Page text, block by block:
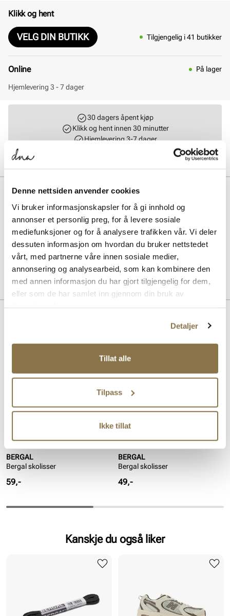
Denne nettsiden anvender cookies
Vi bruker informasjonskapsler for å gi innhold og
annonser et personlig preg, for å levere sosiale
mediefunksjoner og for å analysere trafikken vår. Vi deler
dessuten informasjon om hvordan du bruker nettstedet
vårt, med partnerne våre innen sosiale medier,
annonsering og analysearbeid, som kan kombinere den
med annen informasjon du har gjort tilgjengelig for dem,
eller som de har samlet inn gjennom din bruk av
Detaljer
Tillat alle
Tilpass
Ikke tillat
Klikk og hent
VELG DIN BUTIKK Tilgjengelig i 41 butikker
Online På lager
Hjemlevering 3 - 7 dager
30 dagers åpent kjøp
Klikk og hent innen 30 minutter
Hjemlevering 3-7 dager
BESKRIVELSE
Bergal lisser er det perfekte tilbehøret for å gi skoene dine et friskt
utseende. Laget av slitesterkt materiale, sikrer de både funksjonalitet
og stil. Ideelle for hverdagsbruk, disse lissene kombinerer kvalitet
med enkelhet, og passer til de fleste skotyper.
Art. nr.97153004
Lev. art. nr1820
BERGAL
Bergal skolisser
Pris
59,-
BERGAL
Bergal skolisser
Pris
49,-
Kanskje du også liker